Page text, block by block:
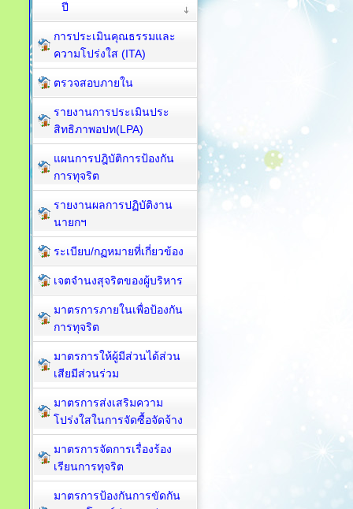
ปี
การประเมินคุณธรรมและ
ความโปร่งใส (ITA)
ตรวจสอบภายใน
รายงานการประเมินประ
สิทธิภาพอปท(LPA)
แผนการปฎิบัติการป้องกัน
การทุจริต
รายงานผลการปฏิบัติงาน
นายกฯ
ระเบียบ/กฏหมายที่เกี่ยวข้อง
เจตจำนงสุจริตของผู้บริหาร
มาตรการภายในเพื่อป้องกัน
การทุจริต​
มาตรการให้ผู้มีส่วนได้ส่วน
เสียมีส่วนร่วม
มาตรการส่งเสริมความ
โปร่งใสในการจัดซื้อจัดจ้าง
มาตรการจัดการเรื่องร้อง
เรียนการทุจริต
มาตรการป้องกันการขัดกัน